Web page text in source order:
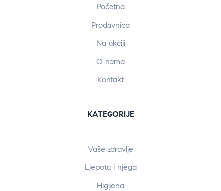
Početna
Prodavnica
Na akciji
O nama
Kontakt
KATEGORIJE
Vaše zdravlje
Ljepota i njega
Higijena